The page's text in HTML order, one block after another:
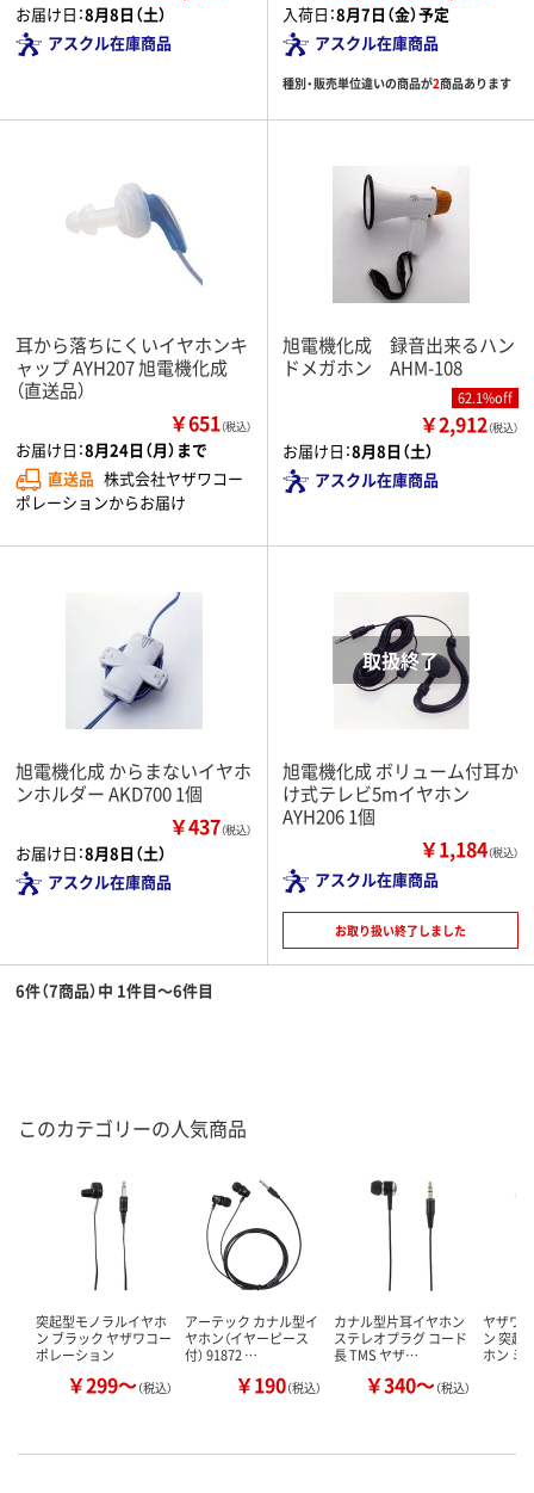
お届け日：8月8日（土）
アスクル在庫商品
入荷日：8月7日（金）予定
アスクル在庫商品
種別・販売単位違いの商品が2商品あります
耳から落ちにくいイヤホンキ
ャップ AYH207 旭電機化成
（直送品）
￥651（税込）
お届け日：8月24日（月）まで
直送品 株式会社ヤザワコー
ポレーションからお届け
旭電機化成 録音出来るハン
ドメガホン AHM-108
62.1%off
￥2,912（税込）
お届け日：8月8日（土）
アスクル在庫商品
旭電機化成 からまないイヤホ
ンホルダー AKD700 1個
￥437（税込）
お届け日：8月8日（土）
アスクル在庫商品
旭電機化成 ボリューム付耳か
け式テレビ5mイヤホン
AYH206 1個
￥1,184（税込）
アスクル在庫商品
お取り扱い終了しました
6件（7商品）中 1件目～6件目
このカテゴリーの人気商品
突起型モノラルイヤホ
ン ブラック ヤザワコー
ポレーション
￥299～（税込）
アーテック カナル型イ
ヤホン（イヤーピース
付） 91872 …
￥190（税込）
カナル型片耳イヤホン
ステレオプラグ コード
長 TMS ヤザ…
￥340～（税込）
ヤザワ
ン 突起
ホン ミ